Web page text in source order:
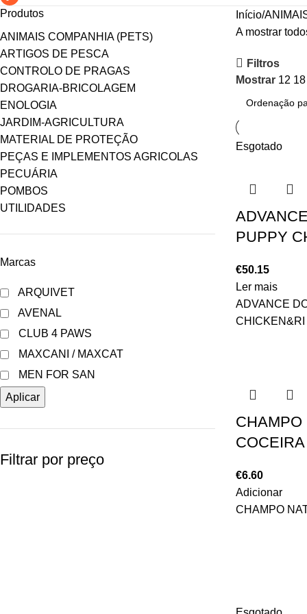
Produtos
ANIMAIS COMPANHIA (PETS)
ARTIGOS DE PESCA
CONTROLO DE PRAGAS
DROGARIA-BRICOLAGEM
ENOLOGIA
JARDIM-AGRICULTURA
MATERIAL DE PROTEÇÃO
PEÇAS E IMPLEMENTOS AGRICOLAS
PECUÁRIA
POMBOS
UTILIDADES
Marcas
ARQUIVET
AVENAL
CLUB 4 PAWS
MAXCANI / MAXCAT
MEN FOR SAN
Aplicar
Filtrar por preço
Início
A mostrar
Filtros
Mostrar 12
Esgotado
PUPPY
€50.15
Ler mais
ADVANCE
CHICKEN&RI
CHAMPO
€6.60
Adicionar
CHAMPO